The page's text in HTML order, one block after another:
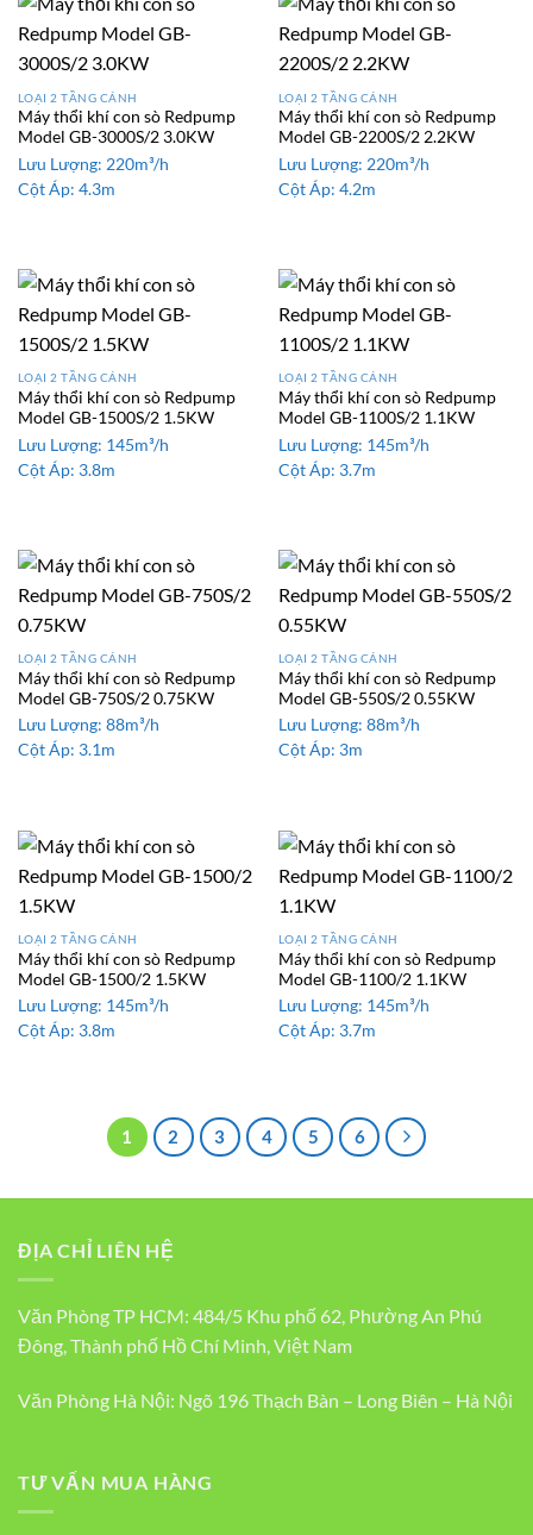
LOẠI 2 TẦNG CÁNH
Máy thổi khí con sò Redpump
Model GB-3000S/2 3.0KW
Lưu Lượng: 220m³/h
Cột Áp: 4.3m
LOẠI 2 TẦNG CÁNH
Máy thổi khí con sò Redpump
Model GB-2200S/2 2.2KW
Lưu Lượng: 220m³/h
Cột Áp: 4.2m
LOẠI 2 TẦNG CÁNH
Máy thổi khí con sò Redpump
Model GB-1500S/2 1.5KW
Lưu Lượng: 145m³/h
Cột Áp: 3.8m
LOẠI 2 TẦNG CÁNH
Máy thổi khí con sò Redpump
Model GB-1100S/2 1.1KW
Lưu Lượng: 145m³/h
Cột Áp: 3.7m
LOẠI 2 TẦNG CÁNH
Máy thổi khí con sò Redpump
Model GB-750S/2 0.75KW
Lưu Lượng: 88m³/h
Cột Áp: 3.1m
LOẠI 2 TẦNG CÁNH
Máy thổi khí con sò Redpump
Model GB-550S/2 0.55KW
Lưu Lượng: 88m³/h
Cột Áp: 3m
LOẠI 2 TẦNG CÁNH
Máy thổi khí con sò Redpump
Model GB-1500/2 1.5KW
Lưu Lượng: 145m³/h
Cột Áp: 3.8m
LOẠI 2 TẦNG CÁNH
Máy thổi khí con sò Redpump
Model GB-1100/2 1.1KW
Lưu Lượng: 145m³/h
Cột Áp: 3.7m
1 2 3 4 5 6
ĐỊA CHỈ LIÊN HỆ
Văn Phòng TP HCM: 484/5 Khu phố 62, Phường An Phú
Đông, Thành phố Hồ Chí Minh, Việt Nam
Văn Phòng Hà Nội: Ngõ 196 Thạch Bàn – Long Biên – Hà Nội
TƯ VẤN MUA HÀNG